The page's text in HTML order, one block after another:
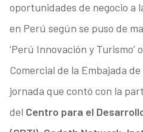
oportunidades de negocio a
en Perú según se puso de
‘Perú Innovación y Turismo’
Comercial de la Embajada
jornada que contó con la
del Centro para el